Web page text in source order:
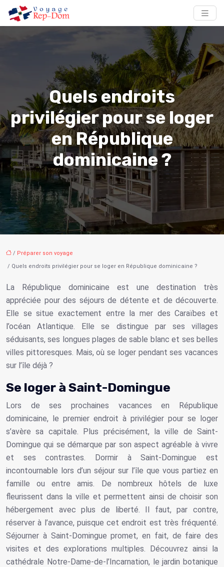
Quels endroits
privilégier pour se loger
en République
dominicaine ?
/ Préparer son voyage
/ Quels endroits privilégier pour se loger en République dominicaine ?
La République dominicaine est une destination très
appréciée pour des séjours de détente et de découverte.
Elle se situe exactement entre la mer des Caraïbes et
l’océan Atlantique. Elle se distingue par ses villages
séduisants, ses longues plages de sable blanc et ses belles
villes pittoresques. Mais, où se loger pendant ses vacances
sur l’île déjà ?
Se loger à Saint-Domingue
Lors de ses prochaines vacances en République
dominicaine, le premier endroit à privilégier pour se loger
s’avère sa capitale. Plus précisément, la ville de Saint-
Domingue qui se démarque par son aspect agréable à vivre
et ses contrastes. Dormir à Saint-Domingue est
incontournable lors d’un séjour sur l’île que vous partiez en
famille ou entre amis. De nombreux hôtels de luxe
fleurissent dans la ville et permettent ainsi de choisir son
hébergement avec plus de liberté. Il faut, par contre,
réserver à l’avance, puisque cet endroit est très fréquenté.
Séjourner à Saint-Domingue promet, en fait, de faire des
visites et des explorations multiples. Découvrez ainsi la
cathédrale Notre-Dame-de-l’Incarnation, le jardin botanique